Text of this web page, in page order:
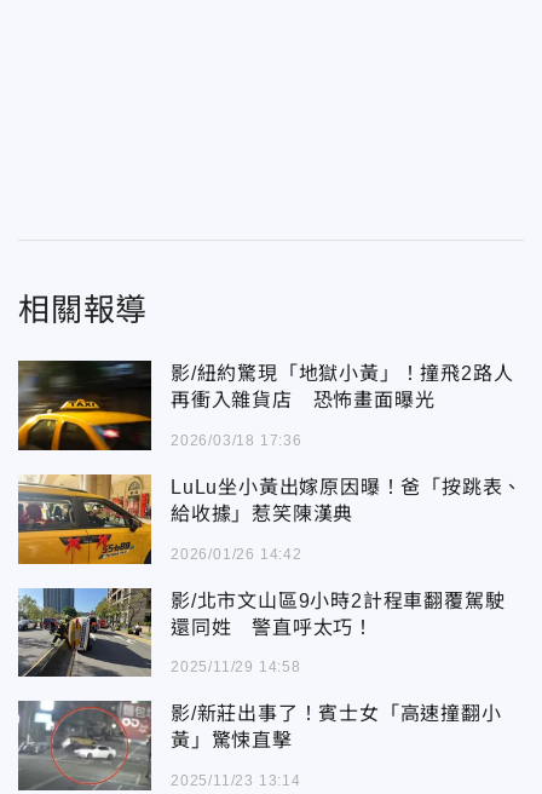
相關報導
影/紐約驚現「地獄小黃」！撞飛2路人
再衝入雜貨店 恐怖畫面曝光
2026/03/18 17:36
LuLu坐小黃出嫁原因曝！爸「按跳表、
給收據」惹笑陳漢典
2026/01/26 14:42
影/北市文山區9小時2計程車翻覆駕駛
還同姓 警直呼太巧！
2025/11/29 14:58
影/新莊出事了！賓士女「高速撞翻小
黃」驚悚直擊
2025/11/23 13:14